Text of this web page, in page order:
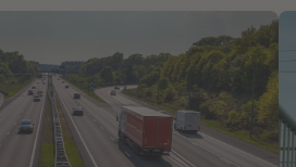
Insolventie